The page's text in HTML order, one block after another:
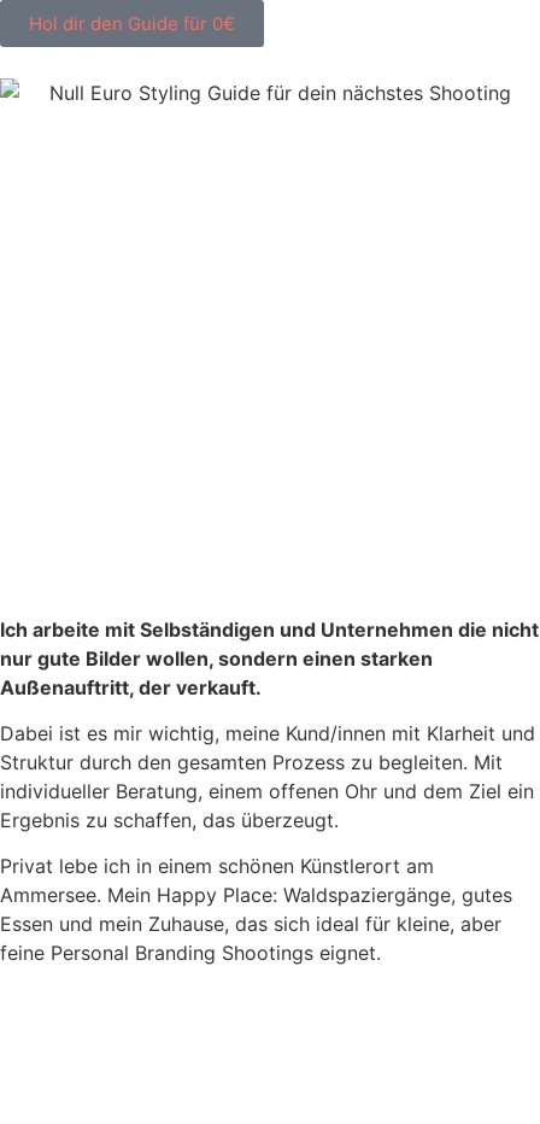
Hol dir den Guide für 0€
Ich arbeite mit Selbständigen und Unternehmen die nicht
nur gute Bilder wollen, sondern einen starken
Außenauftritt, der verkauft.
Dabei ist es mir wichtig, meine Kund/innen mit Klarheit und
Struktur durch den gesamten Prozess zu begleiten. Mit
individueller Beratung, einem offenen Ohr und dem Ziel ein
Ergebnis zu schaffen, das überzeugt.
Privat lebe ich in einem schönen Künstlerort am
Ammersee. Mein Happy Place: Waldspaziergänge, gutes
Essen und mein Zuhause, das sich ideal für kleine, aber
feine Personal Branding Shootings eignet.